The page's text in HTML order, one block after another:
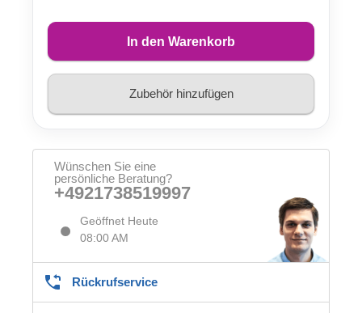
In den Warenkorb
Zubehör hinzufügen
Wünschen Sie eine
persönliche Beratung?
+4921738519997
Geöffnet Heute
08:00 AM
Rückrufservice